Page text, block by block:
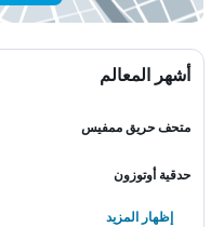
أشهر المعالم
متحف حريق ممفيس
حدقية أوتوزون
إظهار المزيد